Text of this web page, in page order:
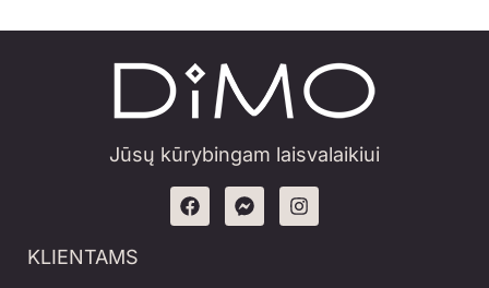
Jūsų kūrybingam laisvalaikiui
KLIENTAMS